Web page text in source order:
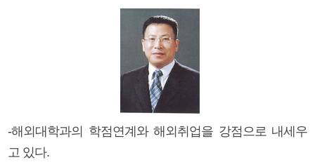
-해외대학과의 학점연계와 해외취업을 강점으로 내세우
고 있다.